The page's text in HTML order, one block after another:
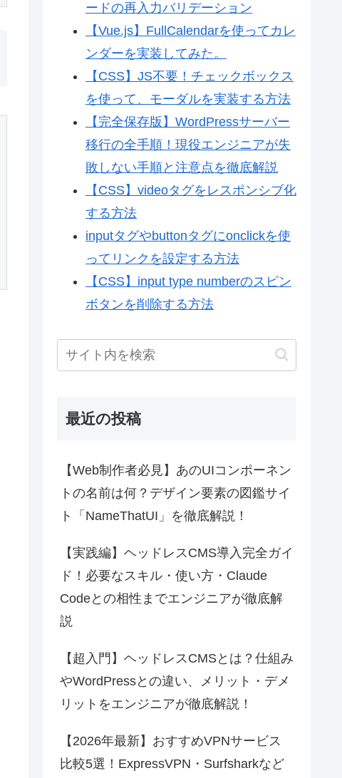
ードの再入力バリデーション
【Vue.js】FullCalendarを使ってカレ
ンダーを実装してみた。
【CSS】JS不要！チェックボックス
を使って、モーダルを実装する方法
【完全保存版】WordPressサーバー
移行の全手順！現役エンジニアが失
敗しない手順と注意点を徹底解説
【CSS】videoタグをレスポンシブ化
する方法
inputタグやbuttonタグにonclickを使
ってリンクを設定する方法
【CSS】input type numberのスピン
ボタンを削除する方法
最近の投稿
【Web制作者必見】あのUIコンポーネン
トの名前は何？デザイン要素の図鑑サイ
ト「NameThatUI」を徹底解説！
【実践編】ヘッドレスCMS導入完全ガイ
ド！必要なスキル・使い方・Claude
Codeとの相性までエンジニアが徹底解
説
【超入門】ヘッドレスCMSとは？仕組み
やWordPressとの違い、メリット・デメ
リットをエンジニアが徹底解説！
【2026年最新】おすすめVPNサービス
比較5選！ExpressVPN・Surfsharkなど